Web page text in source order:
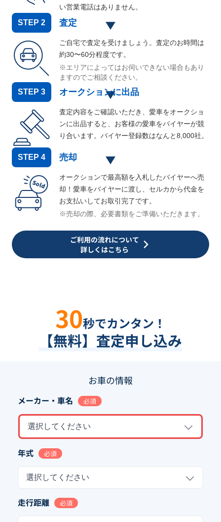
い営業電話はありません。
STEP 2 査定
ご自宅で査定を受けましょう。査定のお時間は
約30〜60分程度です。
※エリアによってはお伺いできない場合もあり
ますのでご相談ください。
STEP 3 オークションに出品
査定内容をご確認いただき、愛車をオークショ
ンに出品すると、お客様の愛車をバイヤーが競
り合います。バイヤー登録数はなんと8,000社。
STEP 4 売却
オークションで最高額を入札したバイヤーへ売
却！愛車をバイヤーに渡し、セルカから代金を
お支払いしてお取引完了です。
※売却の際、必要書類をご準備いただきます。
ご利用の流れについて
詳しくはこちら
30秒でカンタン！
【無料】査定申し込み
お車の情報
メーカー・車名 必須
選択してください
年式 必須
選択してください
走行距離 必須